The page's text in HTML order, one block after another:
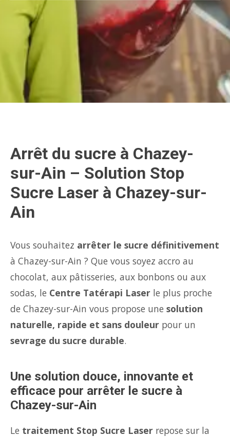
Arrêt du sucre à Chazey-
sur-Ain – Solution Stop
Sucre Laser à Chazey-sur-
Ain
Vous souhaitez arrêter le sucre définitivement
à Chazey-sur-Ain ? Que vous soyez accro au
chocolat, aux pâtisseries, aux bonbons ou aux
sodas, le Centre Tatérapi Laser le plus proche
de Chazey-sur-Ain vous propose une solution
naturelle, rapide et sans douleur pour un
sevrage du sucre durable.
Une solution douce, innovante et
efficace pour arrêter le sucre à
Chazey-sur-Ain
Le traitement Stop Sucre Laser repose sur la